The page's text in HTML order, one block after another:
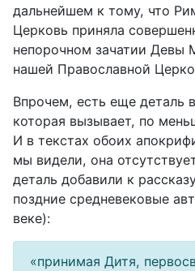
дальнейшем к тому, что
Церковь приняла
непорочном зачатии Девы
нашей Православной
Впрочем, есть еще деталь
которая вызывает, по
И в текстах обоих
мы видели, она
деталь добавили к
поздние средневековые
веке):
«принимая Дитя,